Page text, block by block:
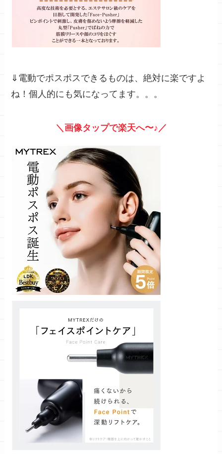
⇓電動でポスポスできるものは、絶対に楽ですよ
ね！個人的にも気になってます。。。
＼画像タップで楽天へ〜♪／